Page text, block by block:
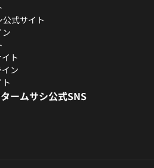
式サイト
ト
ン
ームサシ公式SNS